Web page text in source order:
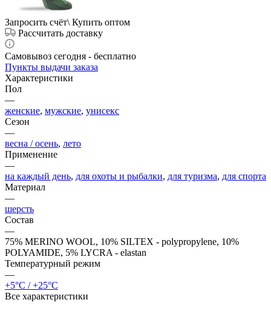
Запросить счёт\ Купить оптом
Рассчитать доставку
Самовывоз сегодня - бесплатно
Пункты выдачи заказа
Характеристики
Пол
—
женские, мужские, унисекс
Сезон
—
весна / осень, лето
Применение
—
на каждый день, для охоты и рыбалки, для туризма, для спорта
Материал
—
шерсть
Состав
—
75% MERINO WOOL, 10% SILTEX - polypropylene, 10%
POLYAMIDE, 5% LYCRA - elastan
Температурный режим
—
+5°C / +25°C
Все характеристики